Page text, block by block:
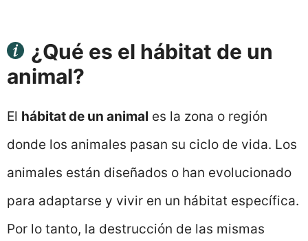
¿Qué es el hábitat de un
animal?
El hábitat de un animal es la zona o región
donde los animales pasan su ciclo de vida. Los
animales están diseñados o han evolucionado
para adaptarse y vivir en un hábitat específica.
Por lo tanto, la destrucción de las mismas